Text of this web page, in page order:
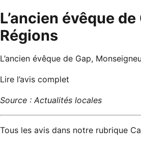
L’ancien évêque
Régions
L’ancien évêque de Gap,
Lire l’avis complet
Source : Actualités locales
Tous les avis dans notre rubrique